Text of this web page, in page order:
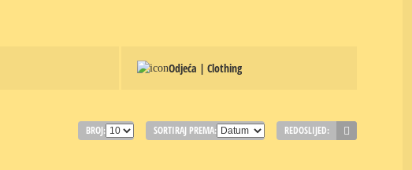
Odjeća | Clothing
BROJ: SORTIRAJ PREMA: REDOSLIJED: